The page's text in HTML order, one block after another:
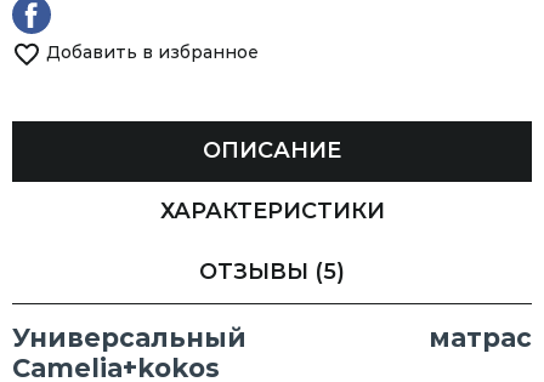
Добавить в избранное
ОПИСАНИЕ
ХАРАКТЕРИСТИКИ
ОТЗЫВЫ (5)
Универсальный матрас
Camelia+kokos